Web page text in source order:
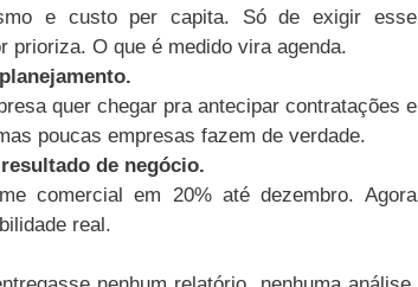
e custo per capita. Só de exigir esse
prioriza. O que é medido vira agenda.
quer chegar pra antecipar contratações e
poucas empresas fazem de verdade.
de negócio.
comercial em 20% até dezembro. Agora
real.